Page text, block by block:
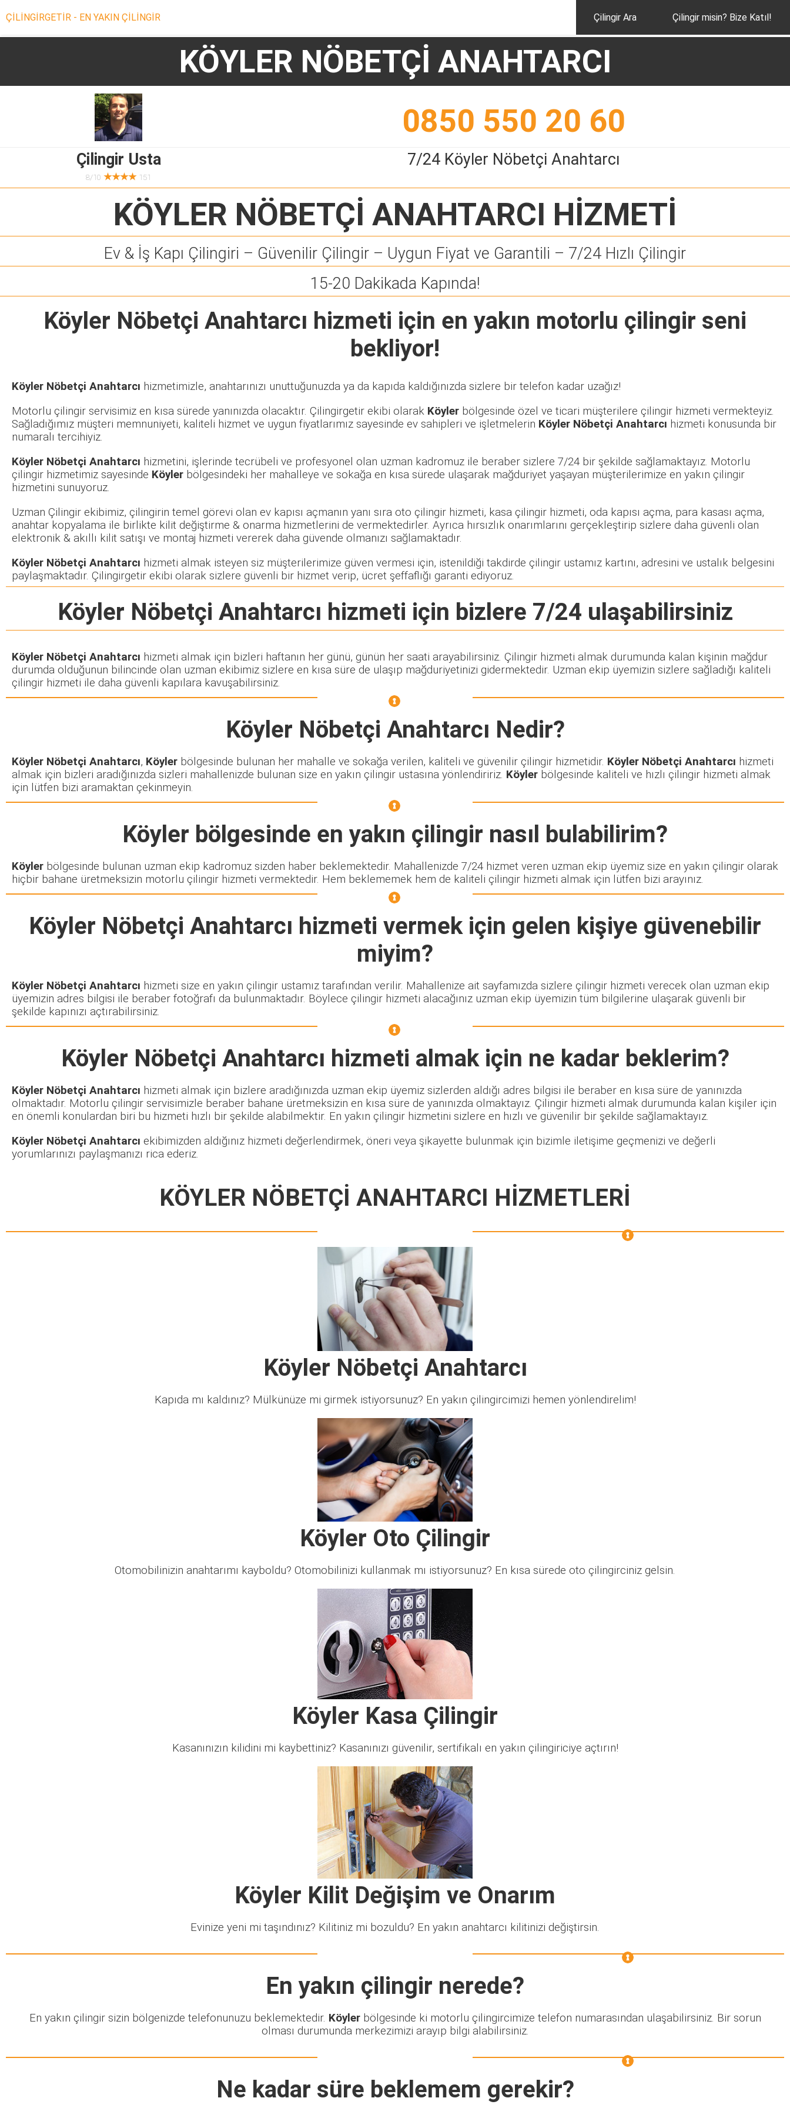
ÇİLİNGİRGETİR - EN YAKIN ÇİLİNGİR Çilingir Ara Çilingir misin? Bize Katıl!
KÖYLER NÖBETÇİ ANAHTARCI
0850 550 20 60
Çilingir Usta
8/10 ★★★★ 151
7/24 Köyler Nöbetçi Anahtarcı
KÖYLER NÖBETÇİ ANAHTARCI HİZMETİ
Ev & İş Kapı Çilingiri – Güvenilir Çilingir – Uygun Fiyat ve Garantili – 7/24 Hızlı Çilingir
15-20 Dakikada Kapında!
Köyler Nöbetçi Anahtarcı hizmeti için en yakın motorlu çilingir seni
bekliyor!
Köyler Nöbetçi Anahtarcı hizmetimizle, anahtarınızı unuttuğunuzda ya da kapıda kaldığınızda sizlere bir telefon kadar uzağız!
Motorlu çilingir servisimiz en kısa sürede yanınızda olacaktır. Çilingirgetir ekibi olarak Köyler bölgesinde özel ve ticari müşterilere çilingir hizmeti vermekteyiz.
Sağladığımız müşteri memnuniyeti, kaliteli hizmet ve uygun fiyatlarımız sayesinde ev sahipleri ve işletmelerin Köyler Nöbetçi Anahtarcı hizmeti konusunda bir
numaralı tercihiyiz.
Köyler Nöbetçi Anahtarcı hizmetini, işlerinde tecrübeli ve profesyonel olan uzman kadromuz ile beraber sizlere 7/24 bir şekilde sağlamaktayız. Motorlu
çilingir hizmetimiz sayesinde Köyler bölgesindeki her mahalleye ve sokağa en kısa sürede ulaşarak mağduriyet yaşayan müşterilerimize en yakın çilingir
hizmetini sunuyoruz.
Uzman Çilingir ekibimiz, çilingirin temel görevi olan ev kapısı açmanın yanı sıra oto çilingir hizmeti, kasa çilingir hizmeti, oda kapısı açma, para kasası açma,
anahtar kopyalama ile birlikte kilit değiştirme & onarma hizmetlerini de vermektedirler. Ayrıca hırsızlık onarımlarını gerçekleştirip sizlere daha güvenli olan
elektronik & akıllı kilit satışı ve montaj hizmeti vererek daha güvende olmanızı sağlamaktadır.
Köyler Nöbetçi Anahtarcı hizmeti almak isteyen siz müşterilerimize güven vermesi için, istenildiği takdirde çilingir ustamız kartını, adresini ve ustalık belgesini
paylaşmaktadır. Çilingirgetir ekibi olarak sizlere güvenli bir hizmet verip, ücret şeffaflığı garanti ediyoruz.
Köyler Nöbetçi Anahtarcı hizmeti için bizlere 7/24 ulaşabilirsiniz
Köyler Nöbetçi Anahtarcı hizmeti almak için bizleri haftanın her günü, günün her saati arayabilirsiniz. Çilingir hizmeti almak durumunda kalan kişinin mağdur
durumda olduğunun bilincinde olan uzman ekibimiz sizlere en kısa süre de ulaşıp mağduriyetinizi gidermektedir. Uzman ekip üyemizin sizlere sağladığı kaliteli
çilingir hizmeti ile daha güvenli kapılara kavuşabilirsiniz.
Köyler Nöbetçi Anahtarcı Nedir?
Köyler Nöbetçi Anahtarcı, Köyler bölgesinde bulunan her mahalle ve sokağa verilen, kaliteli ve güvenilir çilingir hizmetidir. Köyler Nöbetçi Anahtarcı hizmeti
almak için bizleri aradığınızda sizleri mahallenizde bulunan size en yakın çilingir ustasına yönlendiririz. Köyler bölgesinde kaliteli ve hızlı çilingir hizmeti almak
için lütfen bizi aramaktan çekinmeyin.
Köyler bölgesinde en yakın çilingir nasıl bulabilirim?
Köyler bölgesinde bulunan uzman ekip kadromuz sizden haber beklemektedir. Mahallenizde 7/24 hizmet veren uzman ekip üyemiz size en yakın çilingir olarak
hiçbir bahane üretmeksizin motorlu çilingir hizmeti vermektedir. Hem beklememek hem de kaliteli çilingir hizmeti almak için lütfen bizi arayınız.
Köyler Nöbetçi Anahtarcı hizmeti vermek için gelen kişiye güvenebilir
miyim?
Köyler Nöbetçi Anahtarcı hizmeti size en yakın çilingir ustamız tarafından verilir. Mahallenize ait sayfamızda sizlere çilingir hizmeti verecek olan uzman ekip
üyemizin adres bilgisi ile beraber fotoğrafı da bulunmaktadır. Böylece çilingir hizmeti alacağınız uzman ekip üyemizin tüm bilgilerine ulaşarak güvenli bir
şekilde kapınızı açtırabilirsiniz.
Köyler Nöbetçi Anahtarcı hizmeti almak için ne kadar beklerim?
Köyler Nöbetçi Anahtarcı hizmeti almak için bizlere aradığınızda uzman ekip üyemiz sizlerden aldığı adres bilgisi ile beraber en kısa süre de yanınızda
olmaktadır. Motorlu çilingir servisimizle beraber bahane üretmeksizin en kısa süre de yanınızda olmaktayız. Çilingir hizmeti almak durumunda kalan kişiler için
en önemli konulardan biri bu hizmeti hızlı bir şekilde alabilmektir. En yakın çilingir hizmetini sizlere en hızlı ve güvenilir bir şekilde sağlamaktayız.
Köyler Nöbetçi Anahtarcı ekibimizden aldığınız hizmeti değerlendirmek, öneri veya şikayette bulunmak için bizimle iletişime geçmenizi ve değerli
yorumlarınızı paylaşmanızı rica ederiz.
KÖYLER NÖBETÇİ ANAHTARCI HİZMETLERİ
Köyler Nöbetçi Anahtarcı
Kapıda mı kaldınız? Mülkünüze mi girmek istiyorsunuz? En yakın çilingircimizi hemen yönlendirelim!
Köyler Oto Çilingir
Otomobilinizin anahtarımı kayboldu? Otomobilinizi kullanmak mı istiyorsunuz? En kısa sürede oto çilingirciniz gelsin.
Köyler Kasa Çilingir
Kasanınızın kilidini mi kaybettiniz? Kasanınızı güvenilir, sertifikalı en yakın çilingiriciye açtırın!
Köyler Kilit Değişim ve Onarım
Evinize yeni mi taşındınız? Kilitiniz mi bozuldu? En yakın anahtarcı kilitinizi değiştirsin.
En yakın çilingir nerede?
En yakın çilingir sizin bölgenizde telefonunuzu beklemektedir. Köylerbölgesinde ki motorlu çilingircimize telefon numarasından ulaşabilirsiniz. Bir sorun
olması durumunda merkezimizi arayıp bilgi alabilirsiniz.
Ne kadar süre beklemem gerekir?